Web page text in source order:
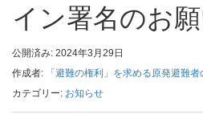
イン署名のお
公開済み: 2024年3月29日
作成者:
「避難の権利」を求める原発避難者
カテゴリー: お知らせ